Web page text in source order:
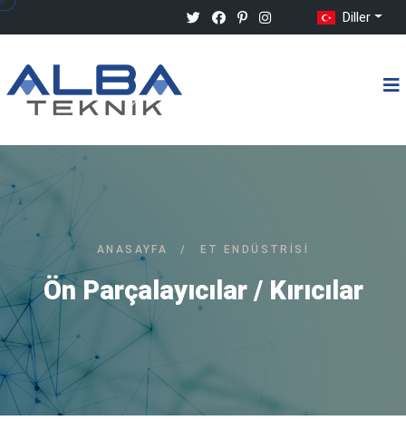
Diller
ANASAYFA / ET ENDÜSTRISI
Ön Parçalayıcılar / Kırıcılar